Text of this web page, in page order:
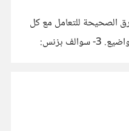
الصحيحة للتعامل مع كل
مرحلة من مراحل ريادة الأعمال. 2- بصراحة: بودكاست عفوي من تقديم محمد الرزاز.. نتكلم عن مواضيع مختلفة بصراحة ! من ريادة الأعمال إلى المحتوى العربي إلى غيرها من المواضيع. 3- سوالف بزنس: